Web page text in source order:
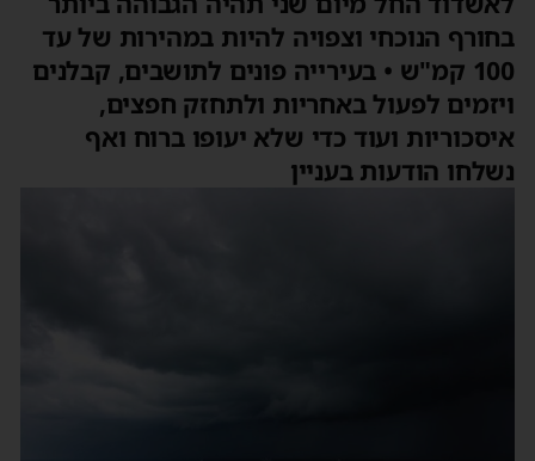
בחורף הנוכחי וצפויה להיות במהירות של עד
100 קמ"ש • בעירייה פונים לתושבים, קבלנים
ויזמים לפעול באחריות ולתחזק חפצים,
איסכוריות ועוד כדי שלא יעופו ברוח ואף
נשלחו הודעות בעניין